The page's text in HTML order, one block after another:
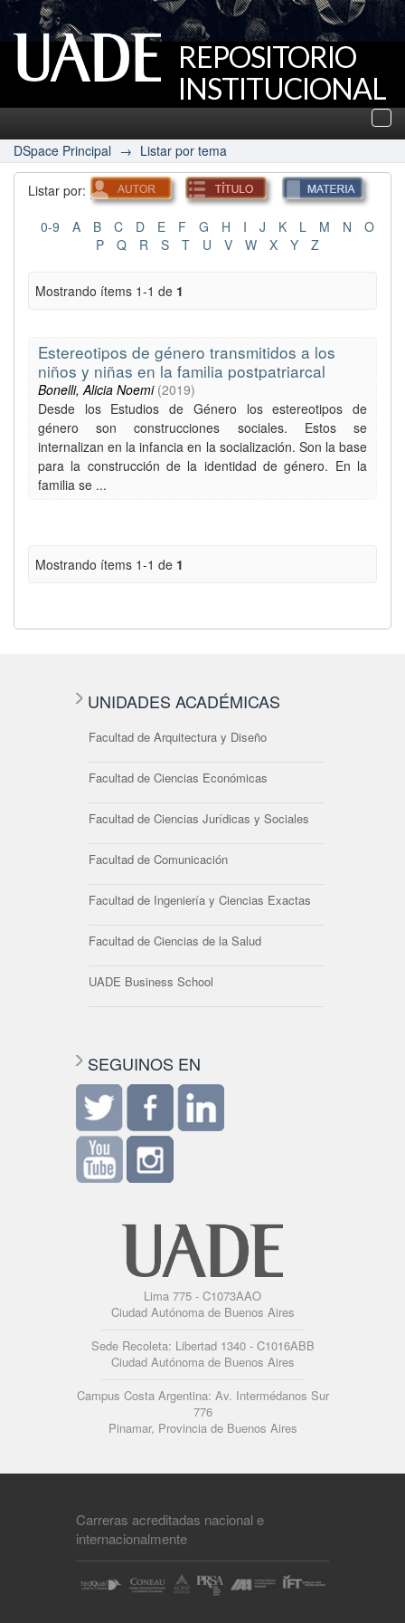
REPOSITORIO
INSTITUCIONAL
UADE
DSpace Principal → Listar por tema
Listar por:
0-9 A B C D E F G H I J K L M N
O
P
Q R S T U V W X Y Z
Mostrando ítems 1-1 de 1
Estereotipos de género transmitidos a los
niños y niñas en la familia postpatriarcal
Bonelli, Alicia Noemi (2019)
Desde los Estudios de Género los estereotipos de
género son construcciones sociales. Estos se
internalizan en la infancia en la socialización. Son la base
para la construcción de la identidad de género. En la
familia se ...
Mostrando ítems 1-1 de 1
UNIDADES ACADÉMICAS
Facultad de Arquitectura y Diseño
Facultad de Ciencias Económicas
Facultad de Ciencias Jurídicas y Sociales
Facultad de Comunicación
Facultad de Ingeniería y Ciencias Exactas
Facultad de Ciencias de la Salud
UADE Business School
SEGUINOS EN
Lima 775 - C1073AAO
Ciudad Autónoma de Buenos Aires
Sede Recoleta: Libertad 1340 - C1016ABB
Ciudad Autónoma de Buenos Aires
Campus Costa Argentina: Av. Intermédanos Sur
776
Pinamar, Provincia de Buenos Aires
Carreras acreditadas nacional e
internacionalmente